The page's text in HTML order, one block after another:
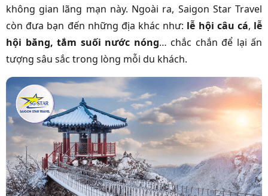
không gian lãng mạn này. Ngoài ra, Saigon Star Travel
còn đưa bạn đến những địa khác như: lễ hội câu cá, lễ
hội băng, tắm suối nước nóng… chắc chắn để lại ấn
tượng sâu sắc trong lòng mỗi du khách.